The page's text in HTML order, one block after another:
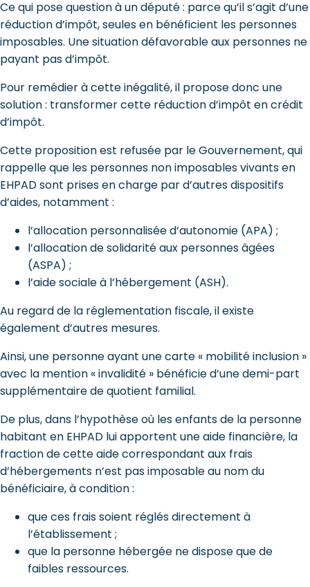
Ce qui pose question à un député : parce qu’il s’agit d’une
réduction d’impôt, seules en bénéficient les personnes
imposables. Une situation défavorable aux personnes ne
payant pas d’impôt.
Pour remédier à cette inégalité, il propose donc une
solution : transformer cette réduction d’impôt en crédit
d’impôt.
Cette proposition est refusée par le Gouvernement, qui
rappelle que les personnes non imposables vivants en
EHPAD sont prises en charge par d’autres dispositifs
d’aides, notamment :
l’allocation personnalisée d’autonomie (APA) ;
l’allocation de solidarité aux personnes âgées
(ASPA) ;
l’aide sociale à l’hébergement (ASH).
Au regard de la réglementation fiscale, il existe
également d’autres mesures.
Ainsi, une personne ayant une carte « mobilité inclusion »
avec la mention « invalidité » bénéficie d’une demi-part
supplémentaire de quotient familial.
De plus, dans l’hypothèse où les enfants de la personne
habitant en EHPAD lui apportent une aide financière, la
fraction de cette aide correspondant aux frais
d’hébergements n’est pas imposable au nom du
bénéficiaire, à condition :
que ces frais soient réglés directement à
l’établissement ;
que la personne hébergée ne dispose que de
faibles ressources.